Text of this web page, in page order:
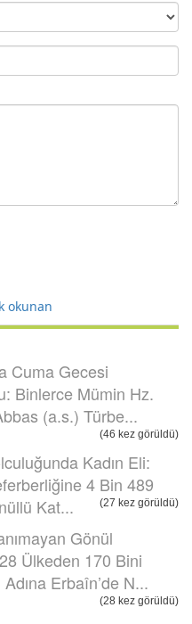
okunan
Cuma Gecesi
Binlerce Mümin Hz.
(a.s.) Türbe...
(46 kez görüldü)
Kadın Eli:
4 Bin 489
Kat...
(27 kez görüldü)
Gönül
Ülkeden 170 Bini
Adına Erbaîn’de N...
(28 kez görüldü)